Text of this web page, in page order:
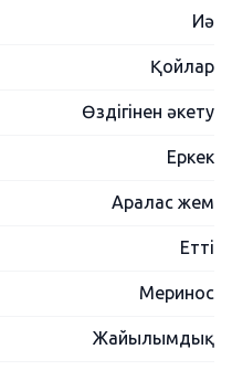
Иә
Қойлар
Өздігінен әкету
Еркек
Аралас жем
Етті
Меринос
Жайылымдық